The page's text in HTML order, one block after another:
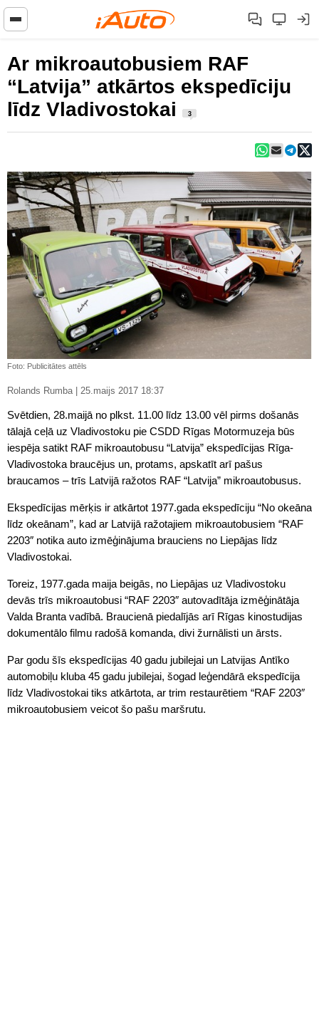
Ar mikroautobusiem RAF
“Latvija” atkārtos ekspedīciju
līdz Vladivostokai
3
Foto: Publicitātes attēls
Rolands Rumba | 25.maijs 2017 18:37
Svētdien, 28.maijā no plkst. 11.00 līdz 13.00 vēl pirms došanās
tālajā ceļā uz Vladivostoku pie CSDD Rīgas Motormuzeja būs
iespēja satikt RAF mikroautobusu “Latvija” ekspedīcijas Rīga-
Vladivostoka braucējus un, protams, apskatīt arī pašus
braucamos – trīs Latvijā ražotos RAF “Latvija” mikroautobusus.
Ekspedīcijas mērķis ir atkārtot 1977.gada ekspedīciju “No okeāna
līdz okeānam”, kad ar Latvijā ražotajiem mikroautobusiem “RAF
2203″ notika auto izmēģinājuma brauciens no Liepājas līdz
Vladivostokai.
Toreiz, 1977.gada maija beigās, no Liepājas uz Vladivostoku
devās trīs mikroautobusi “RAF 2203″ autovadītāja izmēģinātāja
Valda Branta vadībā. Braucienā piedalījās arī Rīgas kinostudijas
dokumentālo filmu radošā komanda, divi žurnālisti un ārsts.
Par godu šīs ekspedīcijas 40 gadu jubilejai un Latvijas Antīko
automobiļu kluba 45 gadu jubilejai, šogad leģendārā ekspedīcija
līdz Vladivostokai tiks atkārtota, ar trim restaurētiem “RAF 2203″
mikroautobusiem veicot šo pašu maršrutu.